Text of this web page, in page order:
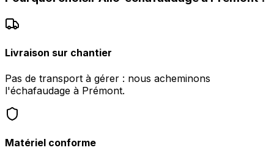
Livraison sur chantier
Pas de transport à gérer : nous acheminons
l'échafaudage à Prémont.
Matériel conforme